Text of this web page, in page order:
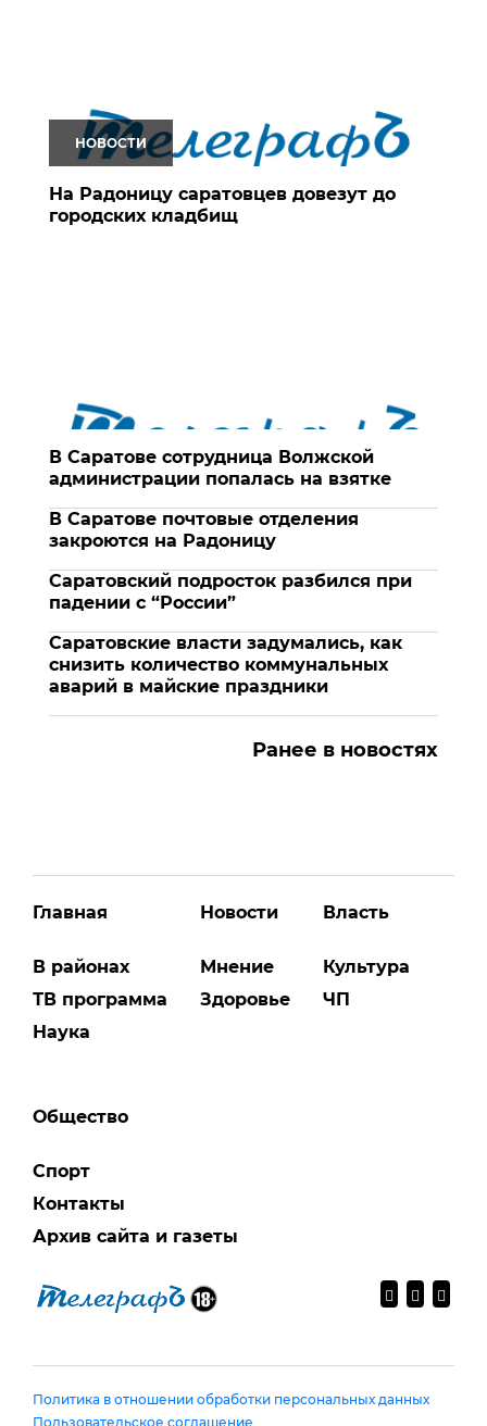
НОВОСТИ
На Радоницу саратовцев довезут до
городских кладбищ
В Саратове сотрудница Волжской
администрации попалась на взятке
В Саратове почтовые отделения
закроются на Радоницу
Саратовский подросток разбился при
падении с “России”
Саратовские власти задумались, как
снизить количество коммунальных
аварий в майские праздники
Ранее в новостях
Главная
В районах
ТВ программа
Наука
Новости
Мнение
Здоровье
Власть
Культура
ЧП
Общество
Спорт
Контакты
Архив сайта и газеты
Политика в отношении обработки персональных данных
Пользовательское соглашение